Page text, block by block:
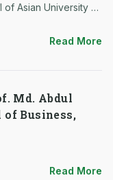
Asian University of
official Crossref
its own Digital
Read More
Md. Abdul
of Business,
Read More